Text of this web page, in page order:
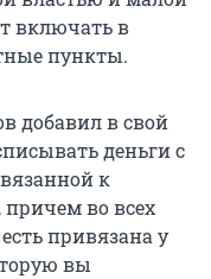
включать в
пункты.
добавил в свой
деньги с
к
причем во всех
привязана у
вы